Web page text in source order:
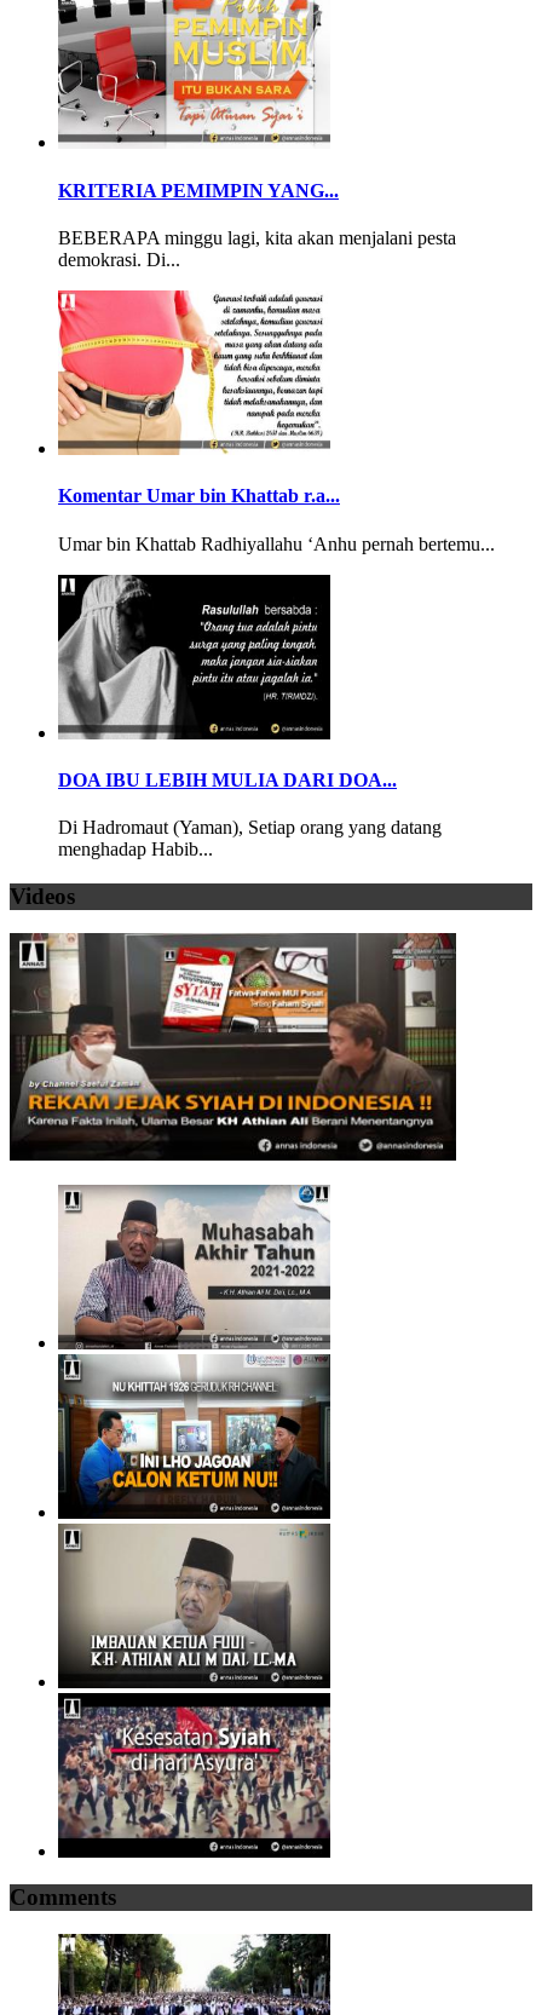
KRITERIA PEMIMPIN YANG...
BEBERAPA minggu lagi, kita akan menjalani pesta
demokrasi. Di...
Komentar Umar bin Khattab r.a...
Umar bin Khattab Radhiyallahu ‘Anhu pernah bertemu...
DOA IBU LEBIH MULIA DARI DOA...
Di Hadromaut (Yaman), Setiap orang yang datang
menghadap Habib...
Videos
Comments